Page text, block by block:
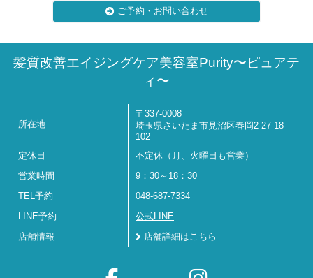
ご予約・お問い合わせ
髪質改善エイジングケア美容室Purity〜ピュアテ
ィ〜
所在地
〒337-0008
埼玉県さいたま市見沼区春岡2-27-18-
102
定休日
不定休（月、火曜日も営業）
営業時間 9：30～18：30
TEL予約 048-687-7334
LINE予約 公式LINE
店舗情報 店舗詳細はこちら